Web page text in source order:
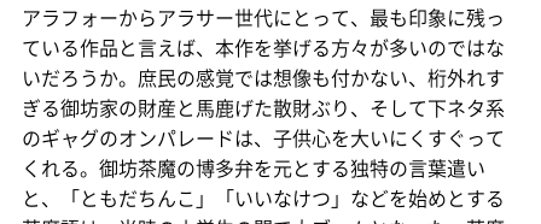
アラフォーからアラサー世代にとって、最も印象に残っ
ている作品と言えば、本作を挙げる方々が多いのではな
いだろうか。庶民の感覚では想像も付かない、桁外れす
ぎる御坊家の財産と馬鹿げた散財ぶり、そして下ネタ系
のギャグのオンパレードは、子供心を大いにくすぐって
くれる。御坊茶魔の博多弁を元とする独特の言葉遣い
と、「ともだちんこ」「いいなけつ」などを始めとする